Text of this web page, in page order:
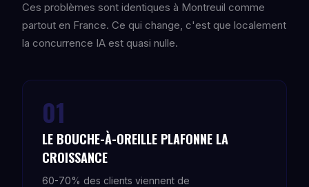
Ces problèmes sont identiques à Montreuil comme
partout en France. Ce qui change, c'est que localement
la concurrence IA est quasi nulle.
01
LE BOUCHE-À-OREILLE PLAFONNE LA
CROISSANCE
60-70% des clients viennent de